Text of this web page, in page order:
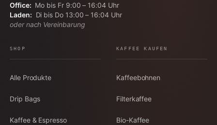
Office: Mo bis Fr 9:00 – 16:04 Uhr
Laden: Di bis Do 13:00 – 16:04 Uhr
oder nach Vereinbarung
SHOP
Alle Produkte
Drip Bags
Kaffee & Espresso
KAFFEE KAUFEN
Kaffeebohnen
Filterkaffee
Bio-Kaffee